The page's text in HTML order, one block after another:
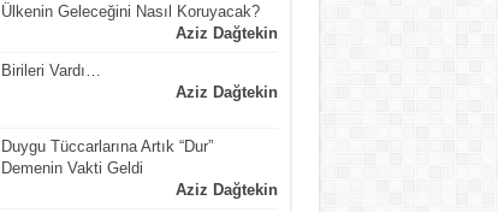
Ülkenin Geleceğini Nasıl Koruyacak?
Aziz Dağtekin
Birileri Vardı…
Aziz Dağtekin
Duygu Tüccarlarına Artık “Dur”
Demenin Vakti Geldi
Aziz Dağtekin